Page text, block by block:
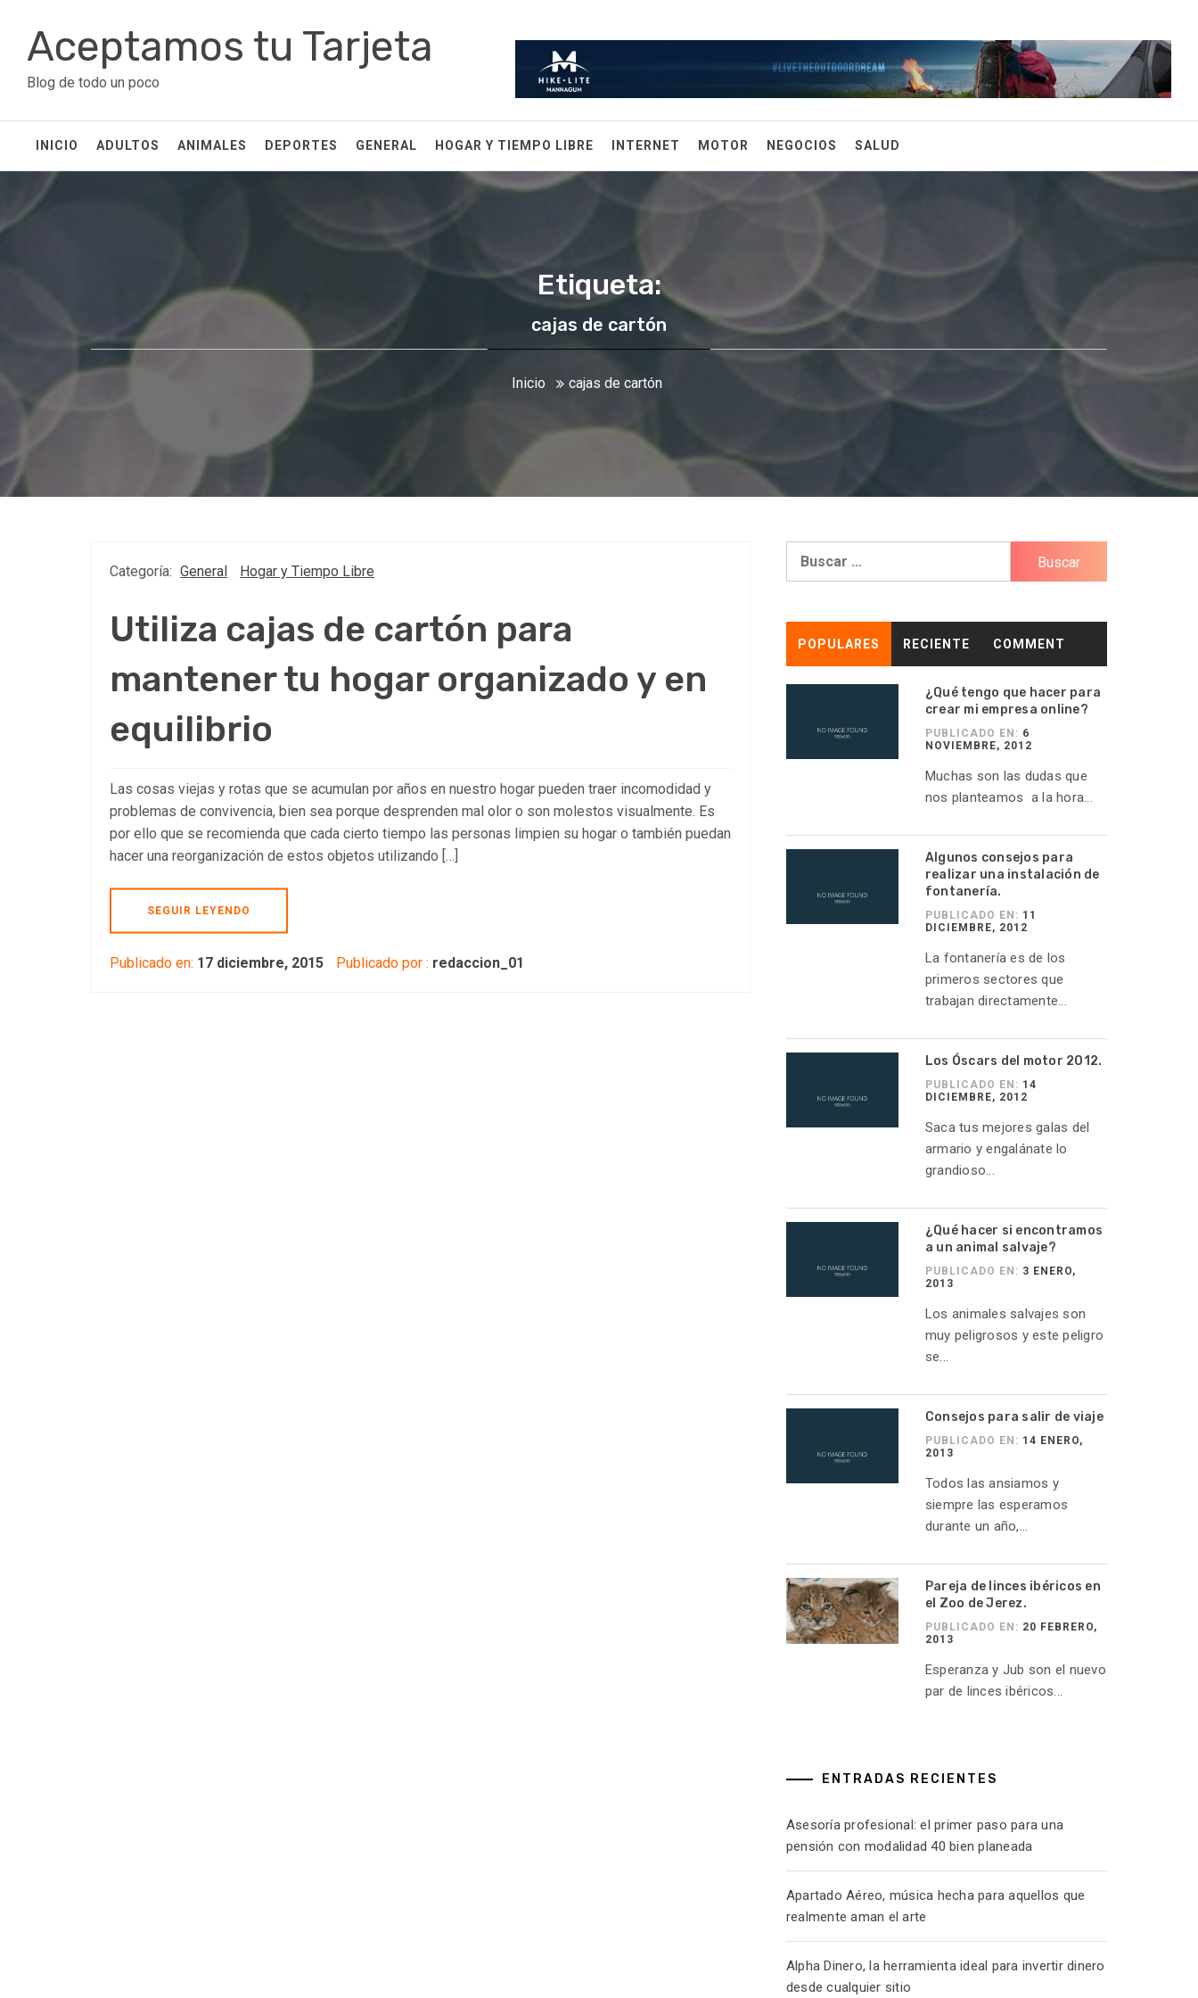
contenido
Aceptamos tu Tarjeta
Blog de todo un poco
INICIO ADULTOS ANIMALES DEPORTES GENERAL HOGAR Y TIEMPO LIBRE INTERNET MOTOR NEGOCIOS SALUD
Etiqueta:
cajas de cartón
Inicio cajas de cartón
Categoría: General Hogar y Tiempo Libre
Utiliza cajas de cartón para
mantener tu hogar organizado y en
equilibrio
Las cosas viejas y rotas que se acumulan por años en nuestro hogar pueden traer incomodidad y
problemas de convivencia, bien sea porque desprenden mal olor o son molestos visualmente. Es
por ello que se recomienda que cada cierto tiempo las personas limpien su hogar o también puedan
hacer una reorganización de estos objetos utilizando […]
SEGUIR LEYENDO
Publicado en: 17 diciembre, 2015 Publicado por : redaccion_01
POPULARES RECIENTE COMMENT
¿Qué tengo que hacer para
crear mi empresa online?
PUBLICADO EN: 6
NOVIEMBRE, 2012
Muchas son las dudas que
nos planteamos a la hora...
Algunos consejos para
realizar una instalación de
fontanería.
PUBLICADO EN: 11
DICIEMBRE, 2012
La fontanería es de los
primeros sectores que
trabajan directamente...
Los Óscars del motor 2012.
PUBLICADO EN: 14
DICIEMBRE, 2012
Saca tus mejores galas del
armario y engalánate lo
grandioso...
¿Qué hacer si encontramos
a un animal salvaje?
PUBLICADO EN: 3 ENERO,
2013
Los animales salvajes son
muy peligrosos y este peligro
se...
Consejos para salir de viaje
PUBLICADO EN: 14 ENERO,
2013
Todos las ansiamos y
siempre las esperamos
durante un año,...
Pareja de linces ibéricos en
el Zoo de Jerez.
PUBLICADO EN: 20 FEBRERO,
2013
Esperanza y Jub son el nuevo
par de linces ibéricos...
ENTRADAS RECIENTES
Asesoría profesional: el primer paso para una
pensión con modalidad 40 bien planeada
Apartado Aéreo, música hecha para aquellos que
realmente aman el arte
Alpha Dinero, la herramienta ideal para invertir dinero
desde cualquier sitio